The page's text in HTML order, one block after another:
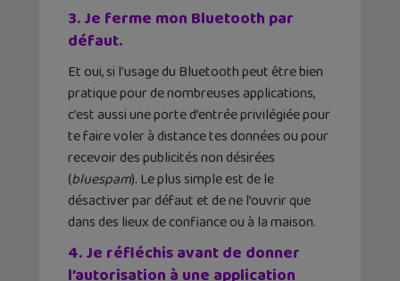
3. Je ferme mon Bluetooth par
défaut.
Et oui, si l’usage du Bluetooth peut être bien
pratique pour de nombreuses applications,
c’est aussi une porte d’entrée privilégiée pour
te faire voler à distance tes données ou pour
recevoir des publicités non désirées
(bluespam). Le plus simple est de le
désactiver par défaut et de ne l’ouvrir que
dans des lieux de confiance ou à la maison.
4. Je réfléchis avant de donner
l’autorisation à une application